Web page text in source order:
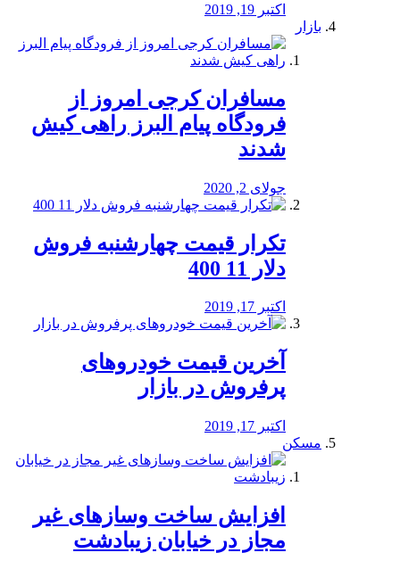
اکتبر 19, 2019
بازار
مسافران کرجی امروز از
فرودگاه پیام البرز راهی کیش
شدند
جولای 2, 2020
تکرار قیمت چهارشنبه فروش
دلار 11 400
اکتبر 17, 2019
آخرین قیمت خودرو‌های
پرفروش در بازار
اکتبر 17, 2019
مسکن
افزایش ساخت وسازهای غیر
مجاز در خیابان زیبادشت